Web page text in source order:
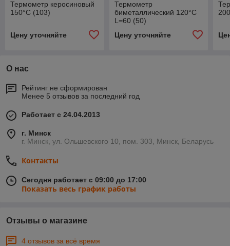
Термометр керосиновый
150°C (103)
Цену уточняйте
Термометр
биметаллический 120°C
L=60 (50)
Цену уточняйте
О нас
Рейтинг не сформирован
Менее 5 отзывов за последний год
Работает с 24.04.2013
г. Минск
г. Минск, ул. Ольшевского 10, пом. 303, Минск, Беларусь
Контакты
Сегодня работает с 09:00 до 17:00
Показать весь график работы
Отзывы о магазине
4 отзывов за всё время